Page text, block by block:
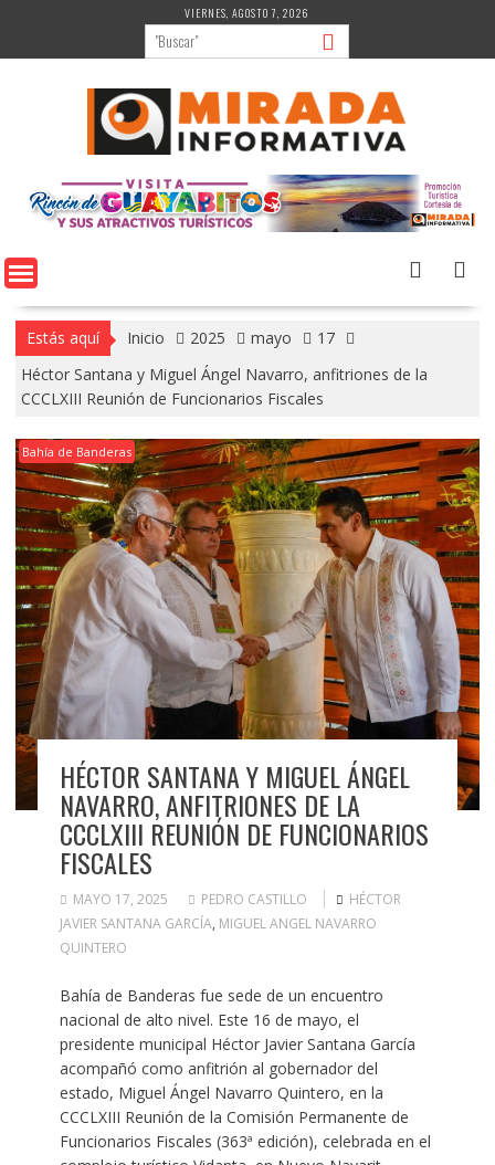
contenido
VIERNES, AGOSTO 7, 2026
Estás aquí Inicio 2025 mayo
17
Héctor Santana y Miguel Ángel Navarro, anfitriones de la
CCCLXIII Reunión de Funcionarios Fiscales
Bahía de Banderas
HÉCTOR SANTANA Y MIGUEL ÁNGEL
NAVARRO, ANFITRIONES DE LA
CCCLXIII REUNIÓN DE FUNCIONARIOS
FISCALES
MAYO 17, 2025 PEDRO CASTILLO
HÉCTOR
JAVIER SANTANA GARCÍA, MIGUEL ANGEL NAVARRO
QUINTERO
Bahía de Banderas fue sede de un encuentro
nacional de alto nivel. Este 16 de mayo, el
presidente municipal Héctor Javier Santana García
acompañó como anfitrión al gobernador del
estado, Miguel Ángel Navarro Quintero, en la
CCCLXIII Reunión de la Comisión Permanente de
Funcionarios Fiscales (363ª edición), celebrada en el